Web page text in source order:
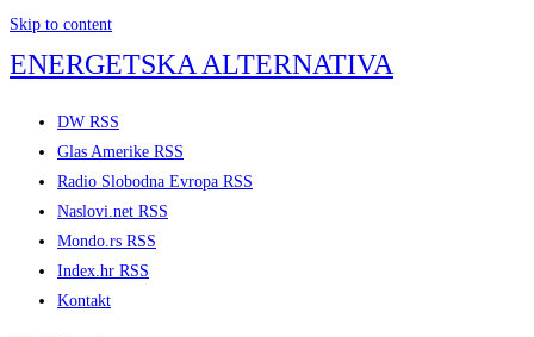
Skip to content
ENERGETSKA ALTERNATIVA
DW RSS
Glas Amerike RSS
Radio Slobodna Evropa RSS
Naslovi.net RSS
Mondo.rs RSS
Index.hr RSS
Kontakt